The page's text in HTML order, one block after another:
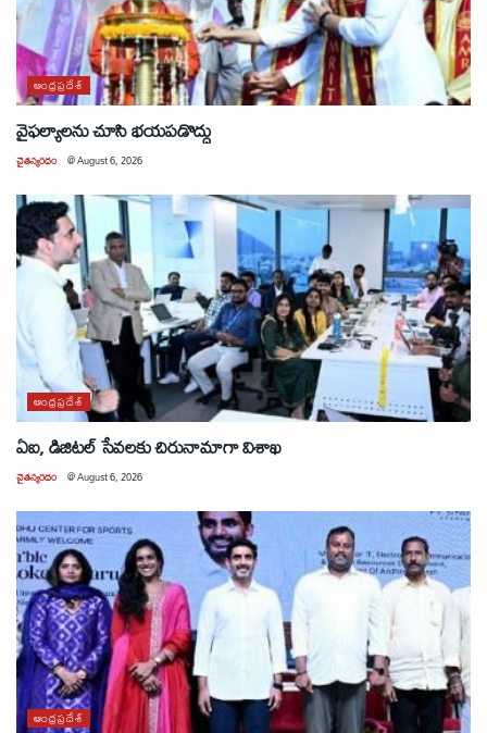
ఆంధ్రప్రదేశ్
వైఫల్యాలను చూసి భయపడొద్దు
చైతన్యరధం @August 6, 2026
ఆంధ్రప్రదేశ్
ఏఐ, డిజిటల్ సేవలకు చిరునామాగా విశాఖ
చైతన్యరధం @August 6, 2026
ఆంధ్రప్రదేశ్